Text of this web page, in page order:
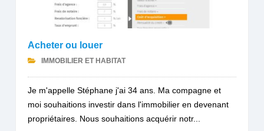
Acheter ou louer
IMMOBILIER ET HABITAT
Je m'appelle Stéphane j'ai 34 ans. Ma compagne et
moi souhaitions investir dans l'immobilier en devenant
propriétaires. Nous souhaitions acquérir notr...